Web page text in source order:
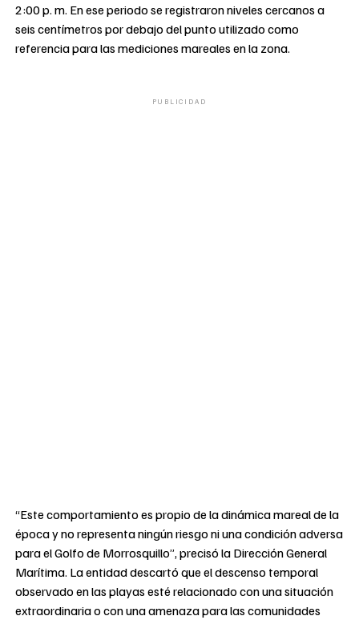
2:00 p. m. En ese periodo se registraron niveles cercanos a
seis centímetros por debajo del punto utilizado como
referencia para las mediciones mareales en la zona.
PUBLICIDAD
“Este comportamiento es propio de la dinámica mareal de la
época y no representa ningún riesgo ni una condición adversa
para el Golfo de Morrosquillo”, precisó la Dirección General
Marítima. La entidad descartó que el descenso temporal
observado en las playas esté relacionado con una situación
extraordinaria o con una amenaza para las comunidades